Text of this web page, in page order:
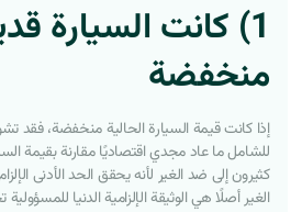
1) كانت السيارة
منخفضة
إذا كانت قيمة السيارة الحالية منخفضة، فقد
للشامل ما عاد مجدي اقتصاديًا مقارنة بقيمة
كثيرون إلى ضد الغير لأنه يحقق الحد الأدنى
الغير أصلًا هي الوثيقة الإلزامية الدنيا